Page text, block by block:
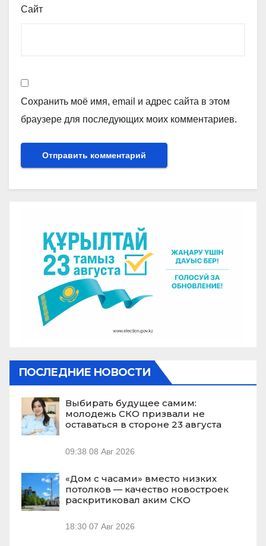
Сайт
Сохранить моё имя, email и адрес сайта в этом
браузере для последующих моих комментариев.
ПОСЛЕДНИЕ НОВОСТИ
Выбирать будущее самим:
молодежь СКО призвали не
оставаться в стороне 23 августа
09:38 08 Авг 2026
«Дом с часами» вместо низких
потолков — качество новостроек
раскритиковал аким СКО
18:30 07 Авг 2026